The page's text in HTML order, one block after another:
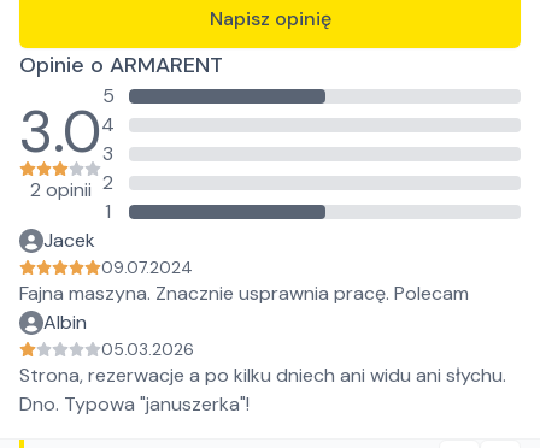
Napisz opinię
Opinie o ARMARENT
3.0
2 opinii
5
4
3
2
1
Jacek
09.07.2024
Fajna maszyna. Znacznie usprawnia pracę. Polecam
Albin
05.03.2026
Strona, rezerwacje a po kilku dniech ani widu ani słychu.
Dno. Typowa "januszerka"!